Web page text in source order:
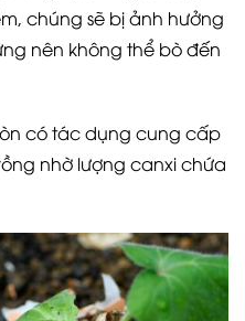
chúng sẽ bị ảnh hưởng
nên không thể bò đến
có tác dụng cung cấp
nhờ lượng canxi chứa